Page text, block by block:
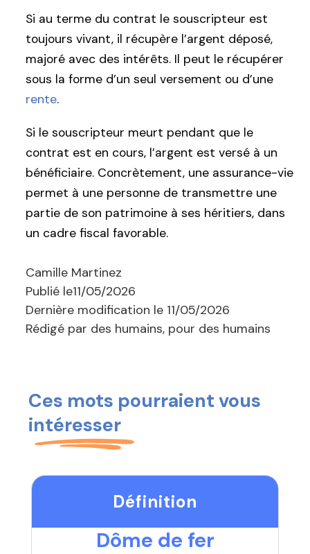
Si au terme du contrat le souscripteur est
toujours vivant, il récupère l’argent déposé,
majoré avec des intérêts. Il peut le récupérer
sous la forme d’un seul versement ou d’une
rente.
Si le souscripteur meurt pendant que le
contrat est en cours, l’argent est versé à un
bénéficiaire. Concrètement, une assurance-vie
permet à une personne de transmettre une
partie de son patrimoine à ses héritiers, dans
un cadre fiscal favorable.
Camille Martinez
Publié le11/05/2026
Dernière modification le 11/05/2026
Rédigé par des humains, pour des humains
Ces mots pourraient vous
intéresser
Définition
Dôme de fer